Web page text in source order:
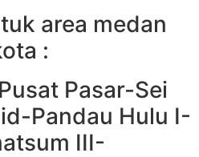
area medan
:
Pasar-Sei
Pandau Hulu I-
III-